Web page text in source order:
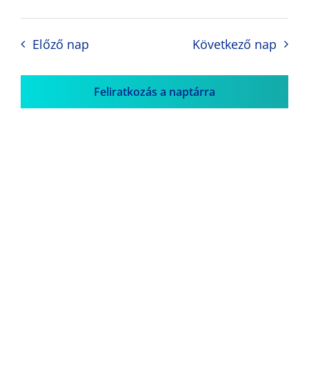
Előző nap Következő nap
Feliratkozás a naptárra